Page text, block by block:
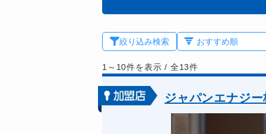
絞り込み検索
1～10件を表示/ 全13件
ジャパンエナジ